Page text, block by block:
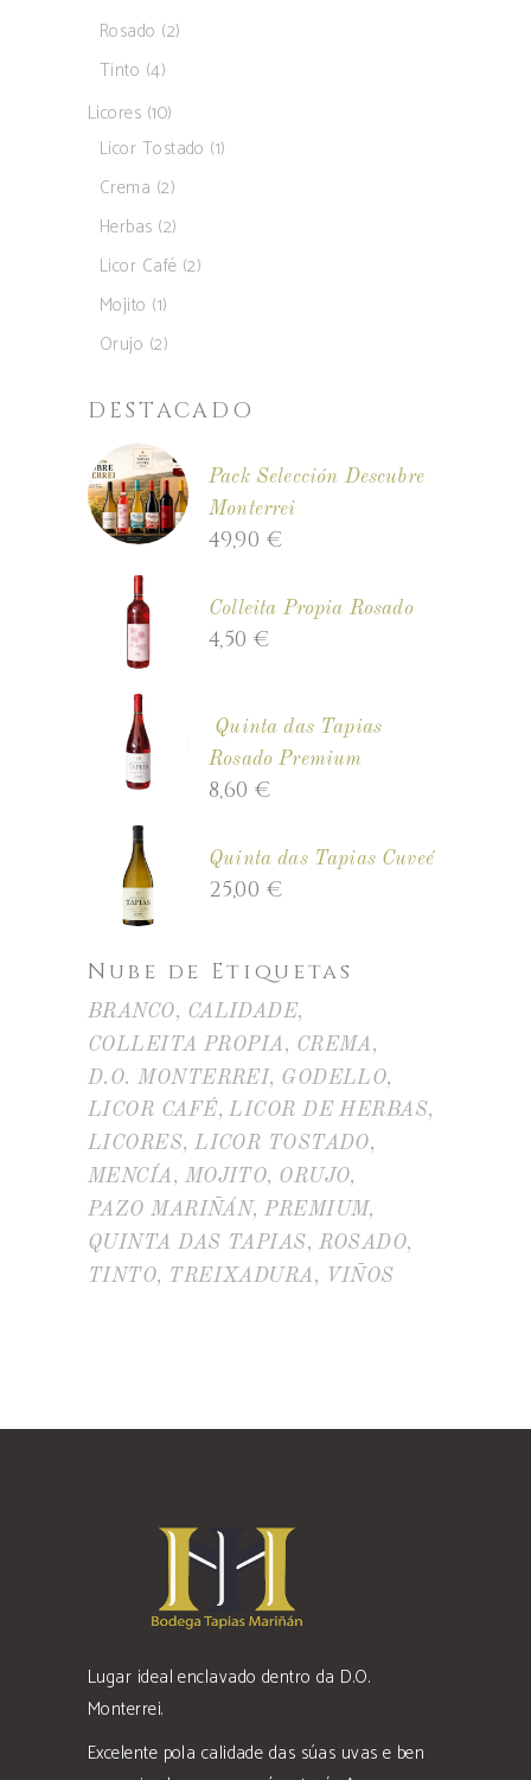
Rosado 22
Tinto 44
produtos
Licores 1010
produtos
Licor Tostado 11
Crema 22
produtos
Herbas 22
produtos
Licor Café 22
Mojito 11
produto
Orujo 22
DESTACADO
Pack Selección Descubre
Monterrei
49,90 €
Colleita Propia Rosado
4,50€
Quinta das Tapias
Rosado Premium
8,60€
Quinta das Tapias Cuveé
25,00 €
Nube de Etiquetas
BRANCO
CALIDADE
COLLEITA PROPIA
CREMA
D.O. MONTERREI
GODELLO
LICOR CAFÉ
LICOR DE HERBAS
LICORES
LICOR TOSTADO
MENCÍA
MOJITO
ORUJO
PAZO MARIÑÁN
PREMIUM
QUINTA DAS TAPIAS
ROSADO
TINTO
TREIXADURA VIÑOS
Lugar ideal enclavado dentro da D.O.
Monterrei.
Excelente pola calidade das súas uvas e ben